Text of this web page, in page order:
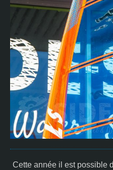
Cette année il est possible